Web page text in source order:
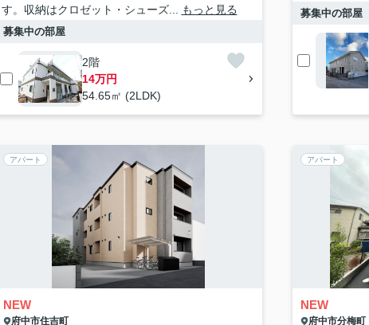
す。収納はクロゼット・シューズ...
もっと見る
募集中の部屋
2階
14万円
54.65㎡ (2LDK)
募集中の部屋
アパート
NEW
府中市住吉町
アパート
NEW
府中市分梅町